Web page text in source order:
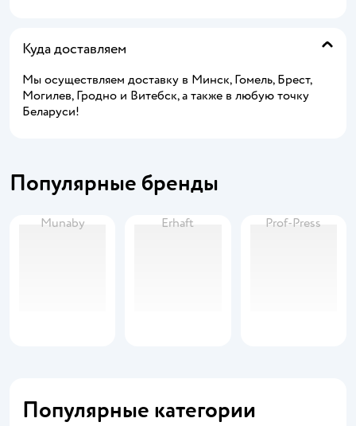
Куда доставляем
Мы осуществляем доставку в Минск, Гомель, Брест,
Могилев, Гродно и Витебск, а также в любую точку
Беларуси!
Популярные бренды
Munaby Erhaft Prof-Press
Популярные категории